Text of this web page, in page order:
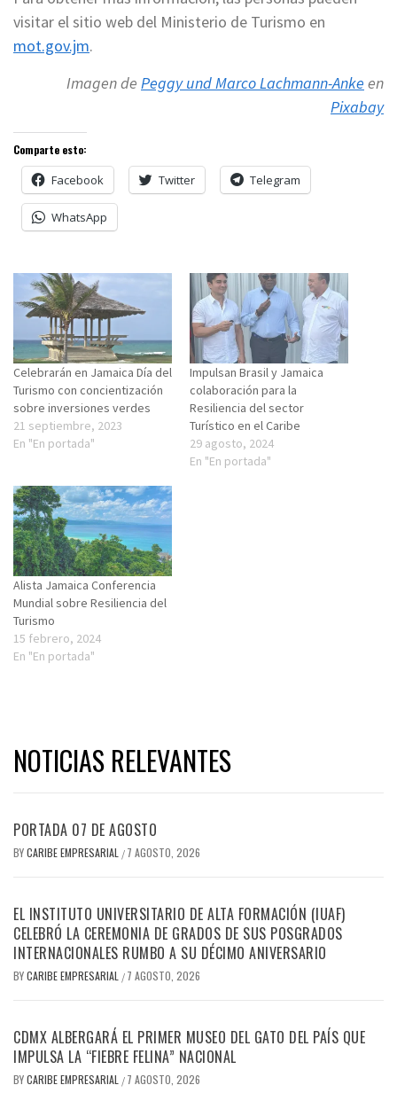
visitar el sitio web del Ministerio de Turismo en
mot.gov.jm.
Imagen de Peggy und Marco Lachmann-Anke en
Pixabay
Comparte esto:
Facebook Twitter Telegram
WhatsApp
Celebrarán en Jamaica Día del
Turismo con concientización
sobre inversiones verdes
21 septiembre, 2023
En "En portada"
Impulsan Brasil y Jamaica
colaboración para la
Resiliencia del sector
Turístico en el Caribe
29 agosto, 2024
En "En portada"
Alista Jamaica Conferencia
Mundial sobre Resiliencia del
Turismo
15 febrero, 2024
En "En portada"
NOTICIAS RELEVANTES
PORTADA 07 DE AGOSTO
BYCARIBE EMPRESARIAL / 7 AGOSTO, 2026
EL INSTITUTO UNIVERSITARIO DE ALTA FORMACIÓN (IUAF)
CELEBRÓ LA CEREMONIA DE GRADOS DE SUS POSGRADOS
INTERNACIONALES RUMBO A SU DÉCIMO ANIVERSARIO
BYCARIBE EMPRESARIAL / 7 AGOSTO, 2026
CDMX ALBERGARÁ EL PRIMER MUSEO DEL GATO DEL PAÍS QUE
IMPULSA LA “FIEBRE FELINA” NACIONAL
BYCARIBE EMPRESARIAL / 7 AGOSTO, 2026